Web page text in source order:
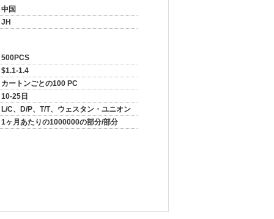
中国
JH
500PCS
$1.1-1.4
カートンごとの100 PC
10-25日
L/C、D/P、T/T、ウェスタン・ユニオン
1ヶ月あたりの1000000の部分/部分